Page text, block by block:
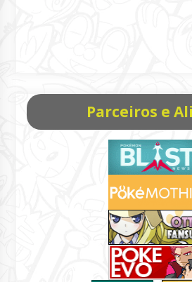
Parceiros e